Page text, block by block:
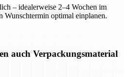
– idealerweise 2–4 Wochen im
Wunschtermin optimal einplanen.
auch Verpackungsmaterial